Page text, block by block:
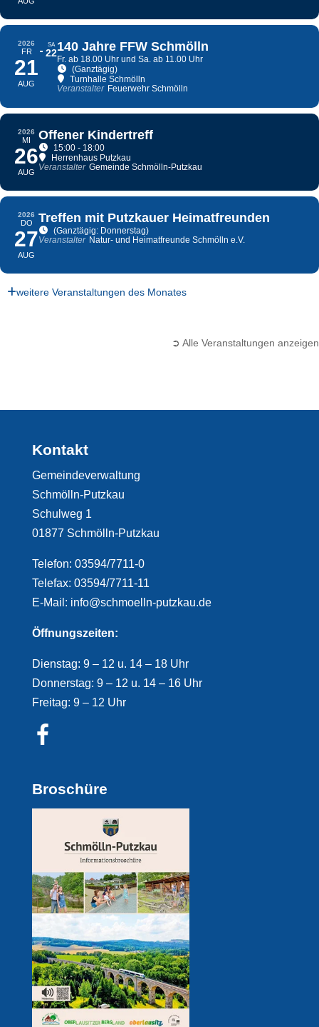
2026
FR
21
AUG
SA
22140 Jahre FFW Schmölln
Fr. ab 18.00 Uhr und Sa. ab 11.00 Uhr
(Ganztägig)
Turnhalle Schmölln
Veranstalter Feuerwehr Schmölln
2026
MI
26
AUG
Offener Kindertreff
15:00 - 18:00
Herrenhaus Putzkau
Veranstalter Gemeinde Schmölln-Putzkau
2026
DO
27
AUG
Treffen mit Putzkauer Heimatfreunden
(Ganztägig: Donnerstag)
Veranstalter Natur- und Heimatfreunde Schmölln e.V.
weitere Veranstaltungen des Monates
➲ Alle Veranstaltungen anzeigen
Kontakt
Gemeindeverwaltung
Schmölln-Putzkau
Schulweg 1
01877 Schmölln-Putzkau
Telefon: 03594/7711-0
Telefax: 03594/7711-11
E-Mail: info@schmoelln-putzkau.de
Öffnungszeiten:
Dienstag: 9 – 12 u. 14 – 18 Uhr
Donnerstag: 9 – 12 u. 14 – 16 Uhr
Freitag: 9 – 12 Uhr
Broschüre